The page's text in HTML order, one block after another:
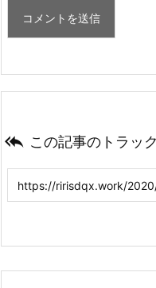
 この記事のトラッ